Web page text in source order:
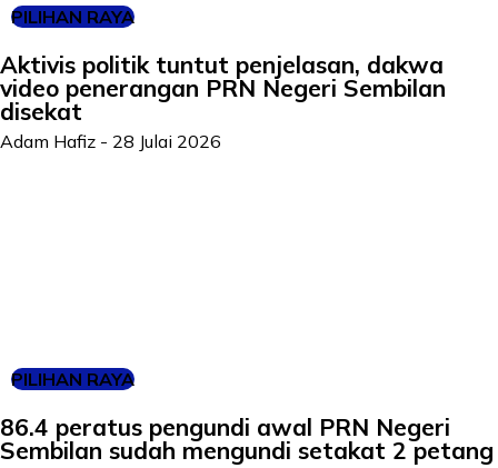
PILIHAN RAYA
Aktivis politik tuntut penjelasan, dakwa
video penerangan PRN Negeri Sembilan
disekat
Adam Hafiz - 28 Julai 2026
PILIHAN RAYA
86.4 peratus pengundi awal PRN Negeri
Sembilan sudah mengundi setakat 2 petang